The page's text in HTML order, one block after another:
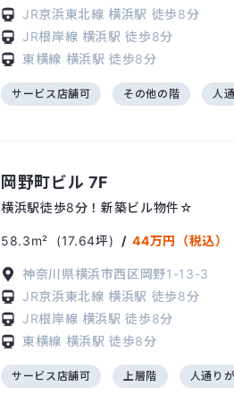
JR京浜東北線 横浜駅 徒歩8分
JR根岸線 横浜駅徒歩8分
東横線 横浜駅徒歩8分
サービス店舗可 その他の階 人
岡野町ビル 7F
横浜駅徒歩8分！新築ビル物件☆
58.3m² (17.64坪) /44万円（税込）
神奈川県横浜市西区岡野1-13-3
JR京浜東北線 横浜駅 徒歩8分
JR根岸線 横浜駅徒歩8分
東横線 横浜駅徒歩8分
サービス店舗可 上層階 人通り